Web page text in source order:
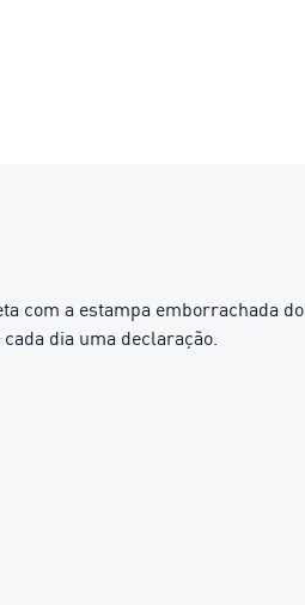
com a estampa emborrachada
dia uma declaração.